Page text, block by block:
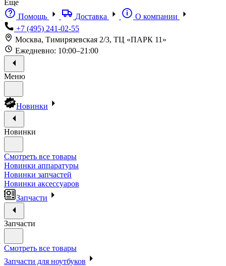
Еще
Помощь
Доставка
О компании
+7 (495) 241-02-55
Москва, Тимирязевская 2/3, ТЦ «ПАРК 11»
Ежедневно: 10:00–21:00
Меню
Новинки
Новинки
Смотреть все товары
Новинки аппаратуры
Новинки запчастей
Новинки аксессуаров
Запчасти
Запчасти
Смотреть все товары
Запчасти для ноутбуков